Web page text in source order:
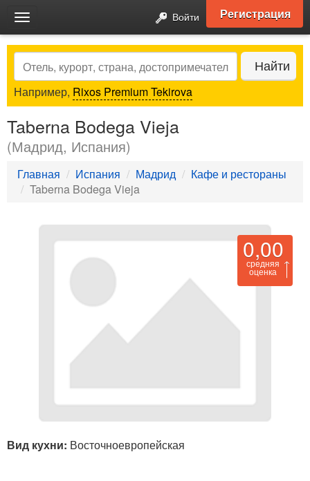
Toggle
navigation
Войти Регистрация
Search Найти
Например, Rixos Premium Tekirova
Taberna Bodega Vieja
(Мадрид, Испания)
Главная Испания Мадрид
Кафе и рестораны
Taberna Bodega Vieja
0,00
средняя
оценка
Вид кухни: Восточноевропейская